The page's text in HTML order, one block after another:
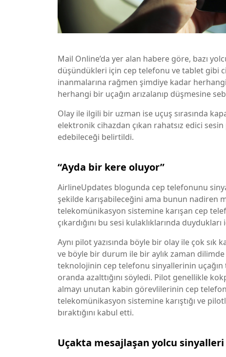
Mail Online’da yer alan habere göre, bazı
düşündükleri için cep telefonu ve tablet gibi
inanmalarına rağmen şimdiye kadar
herhangi bir uçağın arızalanıp düşmesine
Olay ile ilgili bir uzman ise uçuş sırasında
elektronik cihazdan çıkan rahatsız edici
edebileceği belirtildi.
“Ayda bir kere oluyor”
AirlineUpdates blogunda cep telefonunu
şekilde karışabileceğini ama bunun nadiren
telekomünikasyon sistemine karışan cep
çıkardığını bu sesi kulaklıklarında
Aynı pilot yazısında böyle bir olay ile çok sık
ve böyle bir durum ile bir aylık zaman dilimde
teknolojinin cep telefonu sinyallerinin
oranda azalttığını söyledi. Pilot genellikle
almayı unutan kabin görevlilerinin cep
telekomünikasyon sistemine karıştığı ve
bıraktığını kabul etti.
Uçakta mesajlaşan yolcu